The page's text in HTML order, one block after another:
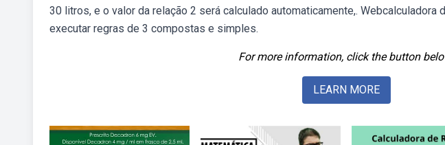
30 litros, e o valor da relação 2 será calculado automaticamente,. Webcalculadora
executar regras de 3 compostas e simples.
For more information, click the button
LEARN MORE